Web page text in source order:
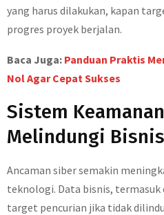
yang harus dilakukan, kapan
progres proyek berjalan.
Baca Juga: Panduan Praktis
Nol Agar Cepat Sukses
Sistem
Melindungi Bisnis
Ancaman siber semakin
teknologi. Data bisnis,
target pencurian jika tidak